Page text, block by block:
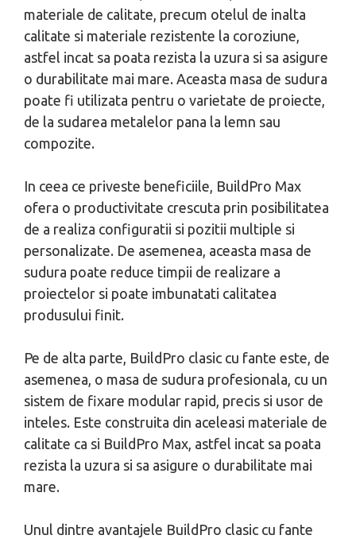
materiale de calitate, precum otelul de inalta
calitate si materiale rezistente la coroziune,
astfel incat sa poata rezista la uzura si sa asigure
o durabilitate mai mare. Aceasta masa de sudura
poate fi utilizata pentru o varietate de proiecte,
de la sudarea metalelor pana la lemn sau
compozite.
In ceea ce priveste beneficiile, BuildPro Max
ofera o productivitate crescuta prin posibilitatea
de a realiza configuratii si pozitii multiple si
personalizate. De asemenea, aceasta masa de
sudura poate reduce timpii de realizare a
proiectelor si poate imbunatati calitatea
produsului finit.
Pe de alta parte, BuildPro clasic cu fante este, de
asemenea, o masa de sudura profesionala, cu un
sistem de fixare modular rapid, precis si usor de
inteles. Este construita din aceleasi materiale de
calitate ca si BuildPro Max, astfel incat sa poata
rezista la uzura si sa asigure o durabilitate mai
mare.
Unul dintre avantajele BuildPro clasic cu fante